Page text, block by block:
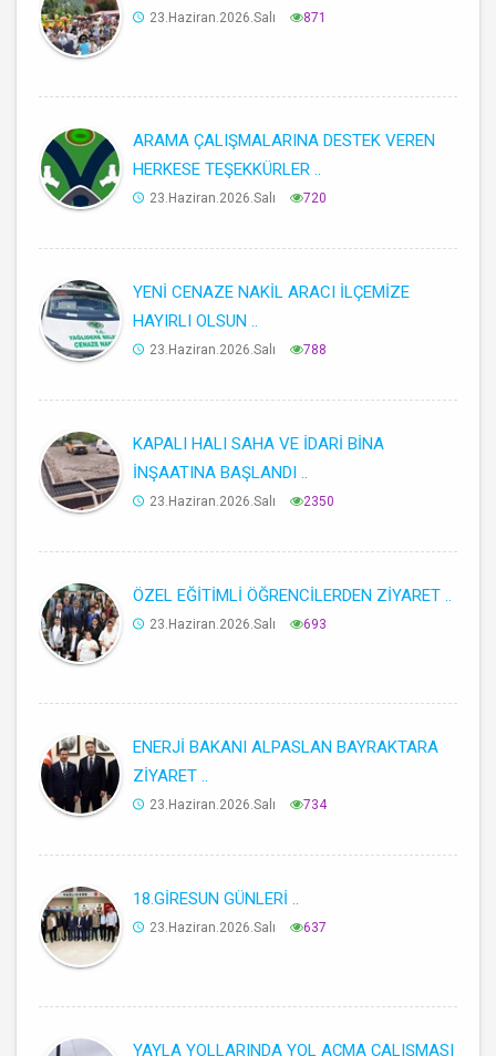
23.Haziran.2026.Salı 871
ARAMA ÇALIŞMALARINA DESTEK VEREN
HERKESE TEŞEKKÜRLER ..
23.Haziran.2026.Salı 720
YENİ CENAZE NAKİL ARACI İLÇEMİZE
HAYIRLI OLSUN ..
23.Haziran.2026.Salı 788
KAPALI HALI SAHA VE İDARİ BİNA
İNŞAATINA BAŞLANDI ..
23.Haziran.2026.Salı 2350
ÖZEL EĞİTİMLİ ÖĞRENCİLERDEN ZİYARET ..
23.Haziran.2026.Salı 693
ENERJİ BAKANI ALPASLAN BAYRAKTARA
ZİYARET ..
23.Haziran.2026.Salı 734
18.GİRESUN GÜNLERİ ..
23.Haziran.2026.Salı 637
YAYLA YOLLARINDA YOL AÇMA ÇALIŞMASI